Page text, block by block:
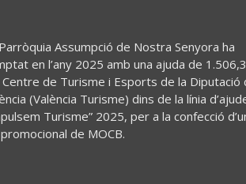
Assumpció de Nostra Senyora ha
en l’any 2025 amb una ajuda de
de Turisme i Esports de la Diputació
(València Turisme) dins de la línia
Turisme” 2025, per a la confecció
de MOCB.